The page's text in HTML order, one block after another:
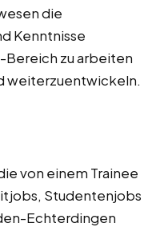
die
Kenntnisse
zu arbeiten
weiterzuentwickeln.
von einem Trainee
Studentenjobs
Echterdingen